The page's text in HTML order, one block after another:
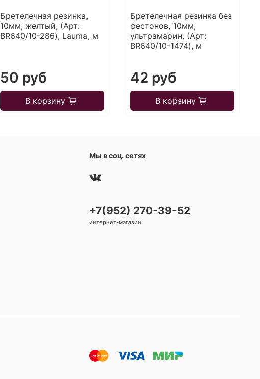
Бретелечная резинка,
10мм, желтый, (Арт:
BR640/10-286), Lauma, м
50 руб
В корзину
Бретелечная резинка без
фестонов, 10мм,
ультрамарин, (Арт:
BR640/10-1474), м
42 руб
В корзину
Мы в соц. сетях
+7(952) 270-39-52
интернет-магазин